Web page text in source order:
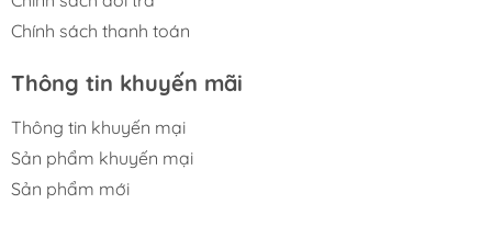
Chính sách thanh toán
Thông tin khuyến mãi
Thông tin khuyến mại
Sản phẩm khuyến mại
Sản phẩm mới